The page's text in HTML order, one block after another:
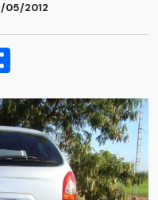
05/2012